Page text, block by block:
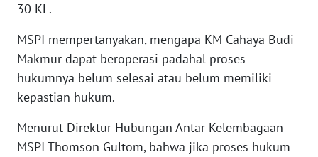
30 KL.
MSPI mempertanyakan, mengapa KM Cahaya Budi
Makmur dapat beroperasi padahal proses
hukumnya belum selesai atau belum memiliki
kepastian hukum.
Menurut Direktur Hubungan Antar Kelembagaan
MSPI Thomson Gultom, bahwa jika proses hukum
SULTENG
WN
SULBAR
WN
BABEL